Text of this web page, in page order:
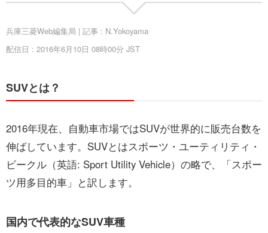
試乗予約
お問い合わせ
兵庫三菱Web編集局 | 記事 : N.Yokoyama
配信日 : 2016年6月10日 08時00分 JST
SUVとは？
2016年現在、自動車市場ではSUVが世界的に販売台数を
伸ばしています。SUVとはスポーツ・ユーティリティ・
ビークル（英語: Sport Utility Vehicle）の略で、「スポー
ツ用多目的車」と訳します。
国内で代表的なSUV車種